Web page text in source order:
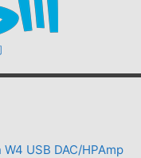
USB DAC/HPAmp